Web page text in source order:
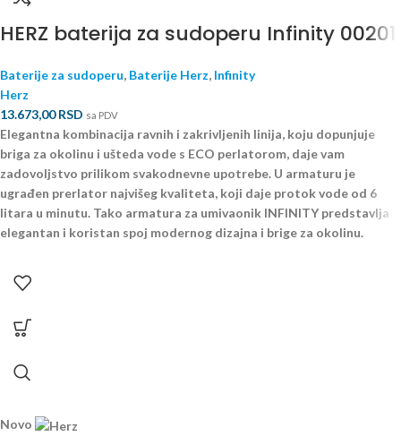
HERZ baterija za sudoperu Infinity 00201
Baterije za sudoperu, Baterije Herz, Infinity
Herz
13.673,00RSD sa PDV
Elegantna kombinacija ravnih i zakrivljenih linija, koju dopunjuje
briga za okolinu i ušteda vode s ECO perlatorom, daje vam
zadovoljstvo prilikom svakodnevne upotrebe. U armaturu je
ugrađen prerlator najvišeg kvaliteta, koji daje protok vode od 6
litara u minutu. Tako armatura za umivaonik INFINITY predstavlja
elegantan i koristan spoj modernog dizajna i brige za okolinu.
Novo